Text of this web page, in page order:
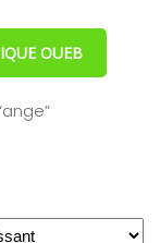
OUEB